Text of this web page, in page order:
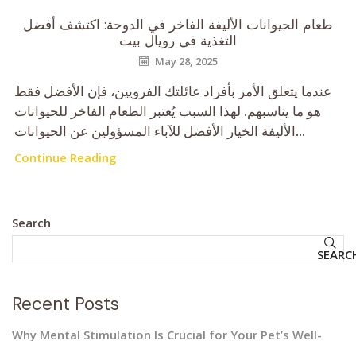
طعام الحيوانات الأليفة الفاخر في الدوحة: اكتشف أفضل
التغذية في رويال بيت
May 28, 2025
عندما يتعلق الأمر بأفراد عائلتك الفرويين، فإن الأفضل فقط
هو ما يناسبهم. لهذا السبب يُعتبر الطعام الفاخر للحيوانات
الأليفة الخيار الأفضل للآباء المسؤولين عن الحيوانات...
Continue Reading
Search
Recent Posts
Why Mental Stimulation Is Crucial for Your Pet’s Well-